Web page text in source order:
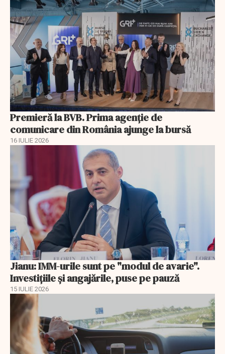
Premieră la BVB. Prima agenție de
comunicare din România ajunge la bursă
16 IULIE 2026
Jianu: IMM-urile sunt pe "modul de avarie".
Investițiile și angajările, puse pe pauză
15 IULIE 2026